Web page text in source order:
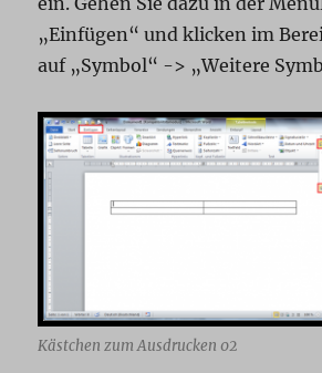
„Einfügen“ und klicken im
auf „Symbol“ -> „Weitere
Kästchen zum Ausdrucken 02